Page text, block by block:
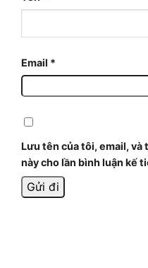
Email *
Lưu tên của tôi, email,
này cho lần bình luận kế